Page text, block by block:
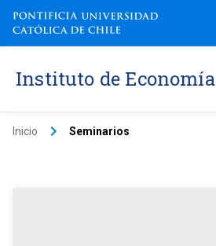
Instituto de Economía
Inicio keyboard_arrow_right Seminarios